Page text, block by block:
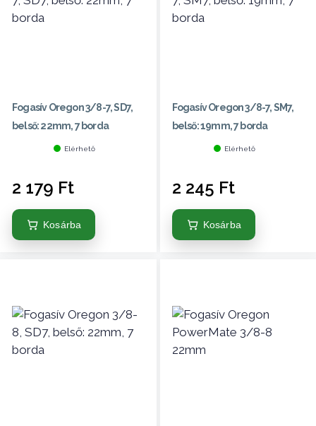
Fogasív Oregon 3/8-7, SD7,
belső: 22mm, 7 borda
Elérhető
2 179 Ft
Kosárba
Fogasív Oregon 3/8-7, SM7,
belső: 19mm, 7 borda
Elérhető
2 245 Ft
Kosárba